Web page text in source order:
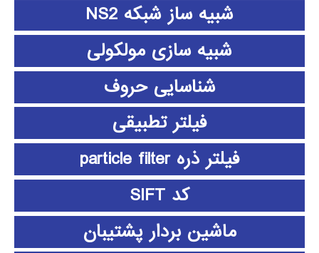
شبیه ساز شبکه NS2
شبیه سازی مولکولی
شناسایی حروف
فیلتر تطبیقی
فیلتر ذره particle filter
کد SIFT
ماشین بردار پشتیبان